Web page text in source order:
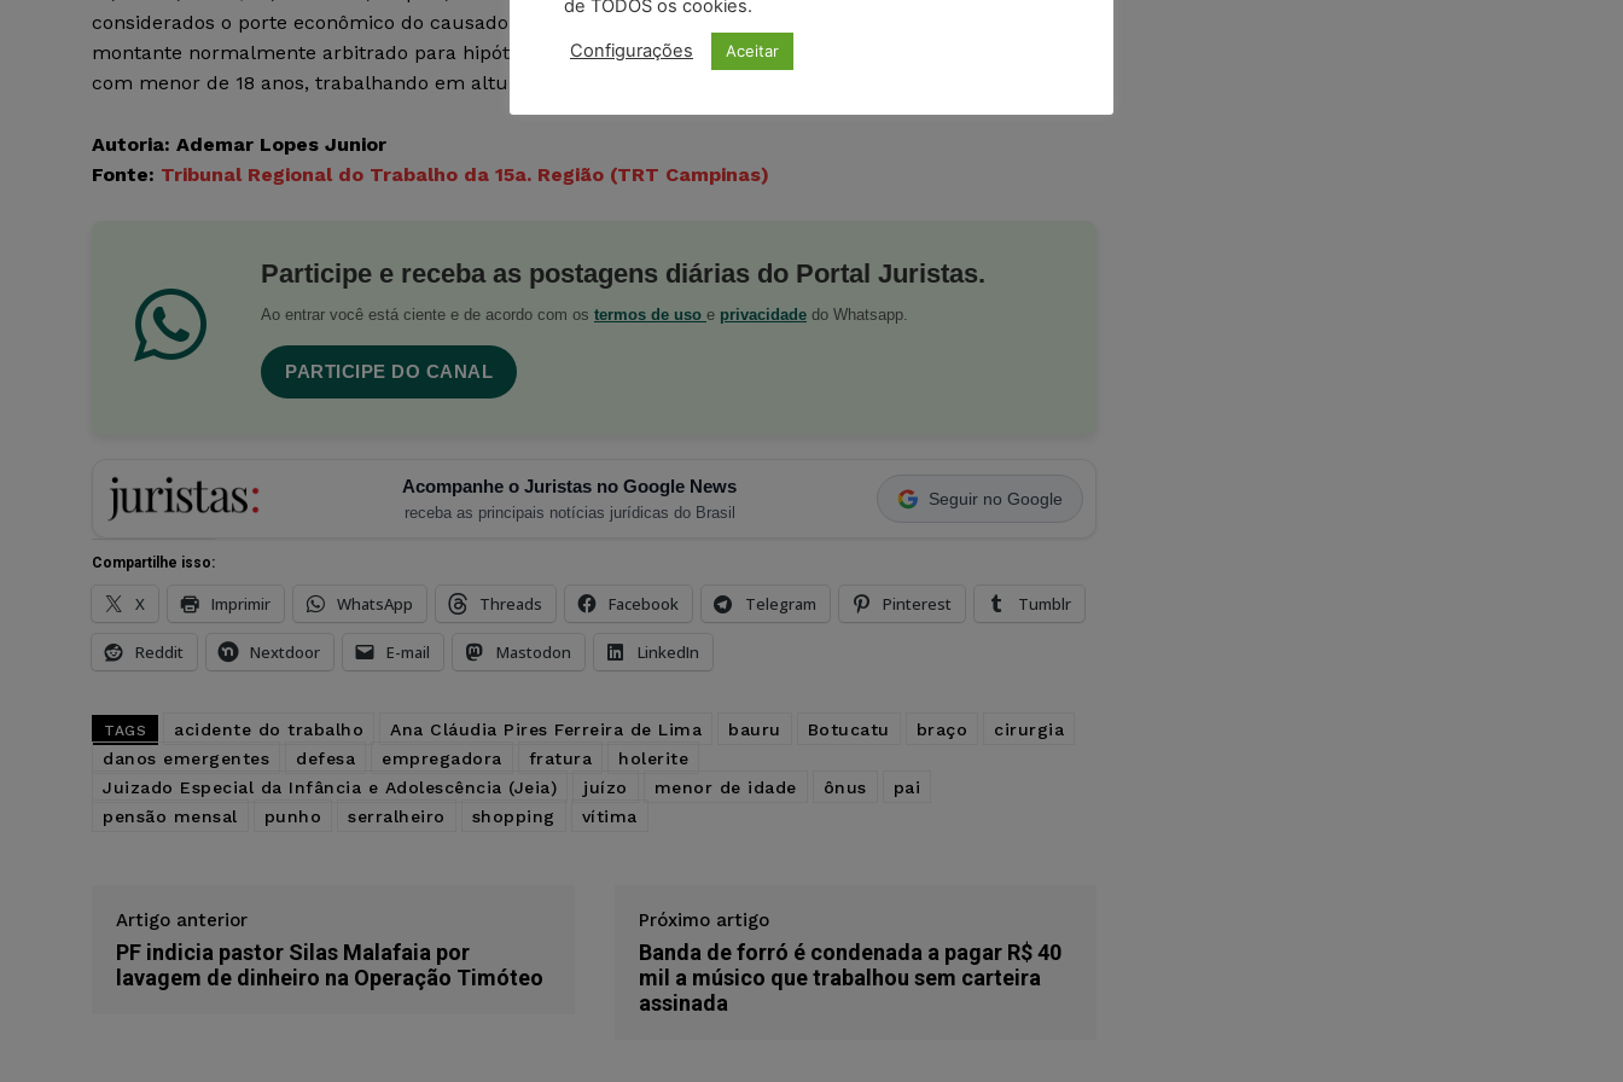
considerados o porte econômico do causador do dano, e as moléstias sofridas pelo autor, bem como o
montante normalmente arbitrado para hipóteses similares, com a agravante de que o acidente ocorreu
com menor de 18 anos, trabalhando em altura, em horário noturno, o que é vedado por lei.
Autoria: Ademar Lopes Junior
Fonte: Tribunal Regional do Trabalho da 15a. Região (TRT Campinas)
Participe e receba as postagens diárias do Portal Juristas.
Ao entrar você está ciente e de acordo com os termos de uso e privacidade do Whatsapp.
PARTICIPE DO CANAL
Acompanhe o Juristas no Google News
receba as principais notícias jurídicas do Brasil
Seguir no Google
Compartilhe isso:
X Imprimir WhatsApp Threads Facebook Telegram Pinterest Tumblr
Reddit Nextdoor E-mail Mastodon LinkedIn
TAGS acidente do trabalho Ana Cláudia Pires Ferreira de Lima bauru Botucatu braço
cirurgia
danos emergentes
defesa empregadora fratura
holerite
Juizado Especial da Infância e Adolescência (Jeia)
juízo menor de idade ônus
pai
pensão mensal
punho serralheiro shopping vítima
Artigo anterior
PF indicia pastor Silas Malafaia por
lavagem de dinheiro na Operação Timóteo
Próximo artigo
Banda de forró é condenada a pagar R$ 40
mil a músico que trabalhou sem carteira
assinada
de TODOS os cookies.
Configurações Aceitar